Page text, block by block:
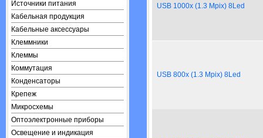
Источники питания
Кабельная продукция
Кабельные аксессуары
Клеммники
Клеммы
Коммутация
Конденсаторы
Крепеж
Микросхемы
Оптоэлектронные приборы
Освещение и индикация
USB 1000x (1.3 Mpix) 8Led
USB 800x (1.3 Mpix) 8Led